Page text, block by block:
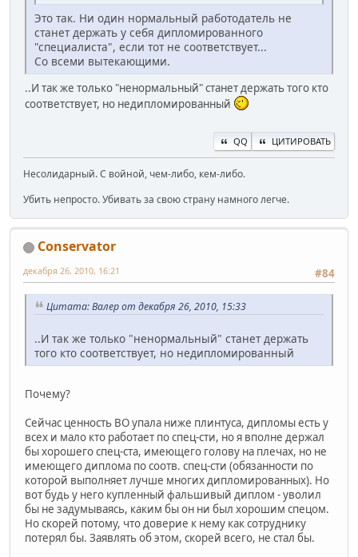
Это так. Ни один нормальный работодатель не
станет держать у себя дипломированного
"специалиста", если тот не соответствует...
Со всеми вытекающими.
..И так же только "ненормальный" станет держать того кто
соответствует, но недипломированный
QQ ЦИТИРОВАТЬ
Несолидарный. С войной, чем-либо, кем-либо.
Убить непросто. Убивать за свою страну намного легче.
Conservator
#84
декабря 26, 2010, 16:21
Цитата: Валер от декабря 26, 2010, 15:33
..И так же только "ненормальный" станет держать
того кто соответствует, но недипломированный
Почему?
Сейчас ценность ВО упала ниже плинтуса, дипломы есть у
всех и мало кто работает по спец-сти, но я вполне держал
бы хорошего спец-ста, имеющего голову на плечах, но не
имеющего диплома по соотв. спец-сти (обязанности по
которой выполняет лучше многих дипломированных). Но
вот будь у него купленный фальшивый диплом - уволил
бы не задумываясь, каким бы он ни был хорошим спецом.
Но скорей потому, что доверие к нему как сотруднику
потерял бы. Заявлять об этом, скорей всего, не стал бы.